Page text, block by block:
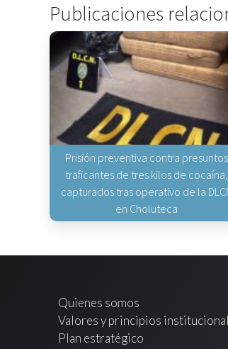
Publicaciones
Prisión preventiva contra presuntos
traficantes de tres kilos de cocaína,
capturados tras operativo de la
en Choluteca
Quienes somos
Valores y principios
Plan estratégico